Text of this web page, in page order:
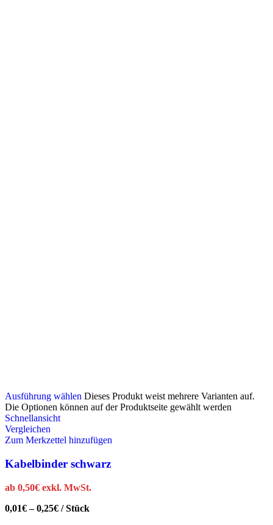
Ausführung wählen Dieses Produkt weist mehrere Varianten auf.
Die Optionen können auf der Produktseite gewählt werden
Schnellansicht
Vergleichen
Zum Merkzettel hinzufügen
Kabelbinder schwarz
ab 0,50€ exkl. MwSt.
0,01€–0,25€ /Stück